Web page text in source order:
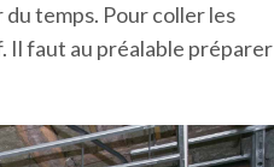
temps. Pour coller les
Il faut au préalable préparer